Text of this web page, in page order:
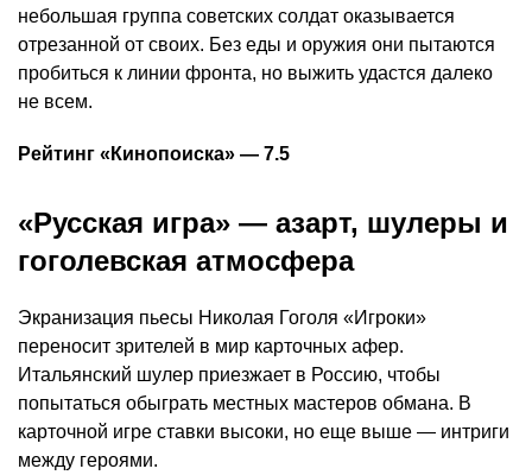
небольшая группа советских солдат оказывается
отрезанной от своих. Без еды и оружия они пытаются
пробиться к линии фронта, но выжить удастся далеко
не всем.
Рейтинг «Кинопоиска» — 7.5
«Русская игра» — азарт, шулеры и
гоголевская атмосфера
Экранизация пьесы Николая Гоголя «Игроки»
переносит зрителей в мир карточных афер.
Итальянский шулер приезжает в Россию, чтобы
попытаться обыграть местных мастеров обмана. В
карточной игре ставки высоки, но еще выше — интриги
между героями.